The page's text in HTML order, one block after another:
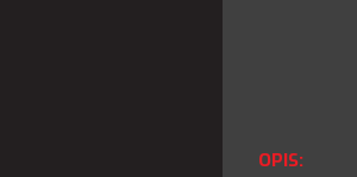
OPIS: